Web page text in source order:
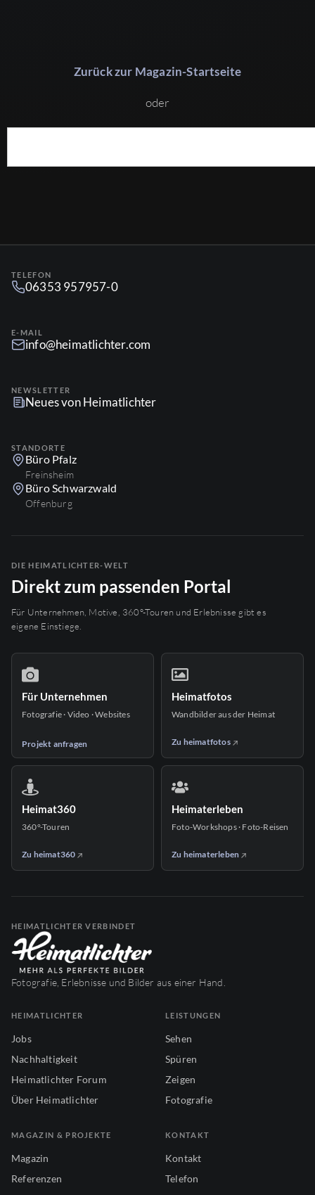
Zurück zur Magazin-Startseite
oder
TELEFON
06353 957957-0
E-MAIL
info@heimatlichter.com
NEWSLETTER
Neues von Heimatlichter
STANDORTE
Büro Pfalz
Freinsheim
Büro Schwarzwald
Offenburg
DIE HEIMATLICHTER-WELT
Direkt zum passenden Portal
Für Unternehmen, Motive, 360°-Touren und Erlebnisse gibt es
eigene Einstiege.
Für Unternehmen
Fotografie · Video · Websites
Projekt anfragen
Heimatfotos
Wandbilder aus der Heimat
Zu heimatfotos
Heimat360
360°-Touren
Zu heimat360
Heimaterleben
Foto-Workshops · Foto-Reisen
Zu heimaterleben
HEIMATLICHTER VERBINDET
Fotografie, Erlebnisse und Bilder aus einer Hand.
HEIMATLICHTER
Jobs
Nachhaltigkeit
Heimatlichter Forum
Über Heimatlichter
LEISTUNGEN
Sehen
Spüren
Zeigen
Fotografie
MAGAZIN & PROJEKTE
Magazin
Referenzen
KONTAKT
Kontakt
Telefon